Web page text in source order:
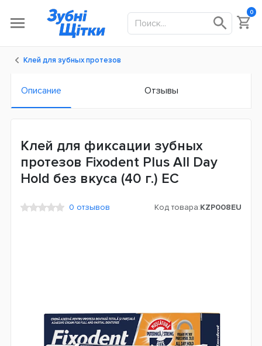
0
Клей для зубных протезов
Описание Отзывы
Клей для фиксации зубных
протезов Fixodent Plus All Day
Hold без вкуса (40 г.) ЕС
0 отзывов Код товара:KZP008EU